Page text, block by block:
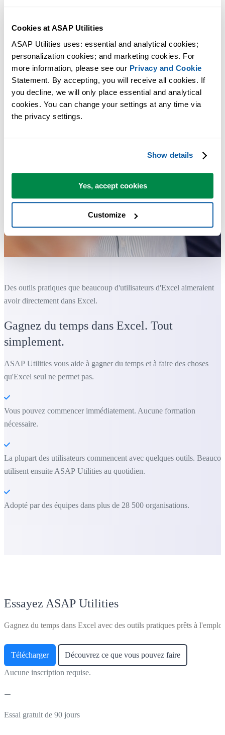
Cookies at ASAP Utilities
ASAP Utilities uses: essential and analytical cookies;
personalization cookies; and marketing cookies. For
more information, please see our Privacy and Cookie
Statement. By accepting, you will receive all cookies. If
you decline, we will only place essential and analytical
cookies. You can change your settings at any time via
the privacy settings.
Show details
Yes, accept cookies
Customize
Des outils pratiques que beaucoup d'utilisateurs d'Excel aimeraient
avoir directement dans Excel.
Gagnez du temps dans Excel. Tout
simplement.
ASAP Utilities vous aide à gagner du temps et à faire des choses
qu'Excel seul ne permet pas.
Vous pouvez commencer immédiatement. Aucune formation
nécessaire.
La plupart des utilisateurs commencent avec quelques outils.
utilisent ensuite ASAP Utilities au quotidien.
Adopté par des équipes dans plus de 28 500 organisations.
Essayez ASAP Utilities
Gagnez du temps dans Excel avec des outils pratiques prêts à
Télécharger Découvrez ce que vous pouvez faire
Aucune inscription requise.
Essai gratuit de 90 jours